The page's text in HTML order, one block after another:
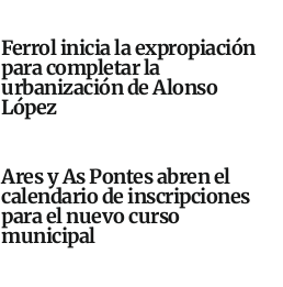
Ferrol inicia la expropiación
para completar la
urbanización de Alonso
López
Ares y As Pontes abren el
calendario de inscripciones
para el nuevo curso
municipal